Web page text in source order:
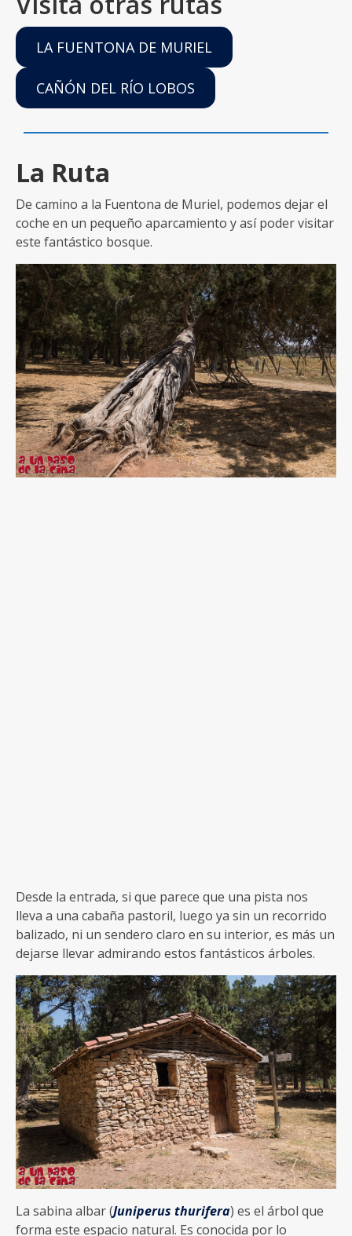
LA FUENTONA DE MURIEL
CAÑÓN DEL RÍO LOBOS
La Ruta
De camino a la Fuentona de Muriel, podemos dejar el
coche en un pequeño aparcamiento y así poder visitar
este fantástico bosque.
Desde la entrada, si que parece que una pista nos
lleva a una cabaña pastoril, luego ya sin un recorrido
balizado, ni un sendero claro en su interior, es más un
dejarse llevar admirando estos fantásticos árboles.
La sabina albar (Juniperus thurifera) es el árbol que
forma este espacio natural. Es conocida por lo